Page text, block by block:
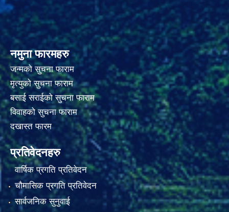
नमुना फारमहरु
जन्मको सुचना फाराम
मृत्युको सुचना फाराम
बसाई सराईको सुचना फाराम
विवाहको सुचना फाराम
दखास्त फारम
प्रतिवेदनहरु
वार्षिक प्रगति प्रतिवेदन
चौमासिक प्रगति प्रतिवेदन
सार्वजनिक सुनुवाई